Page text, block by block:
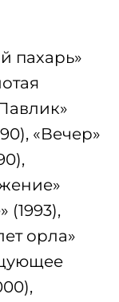
пахарь»
«Вечер»
(1993),
орла»